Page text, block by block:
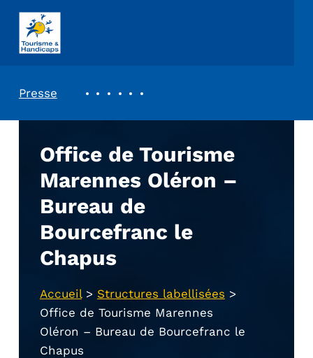
ASSOCIATION TOURISME ET HANDICAPS
Presse
Office de Tourisme
Marennes Oléron –
Bureau de
Bourcefranc le
Chapus
Accueil> Structures labellisées >
Office de Tourisme Marennes
Oléron – Bureau de Bourcefranc le
Chapus